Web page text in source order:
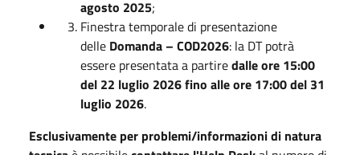
agosto 2025;
Finestra temporale di presentazione
delle Domanda – COD2026: la DT potrà
essere presentata a partiredalle ore 15:00
del 22 luglio 2026 fino alle ore 17:00 del 31
luglio 2026.
Esclusivamente per problemi/informazioni di natura